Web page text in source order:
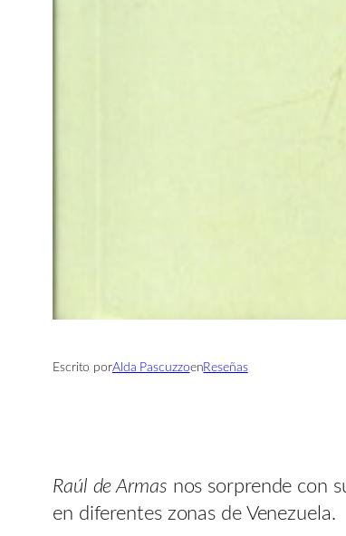
Escrito porAlda PascuzzoenReseñas
Raúl de Armas nos sorprende con
en diferentes zonas de Venezuela.